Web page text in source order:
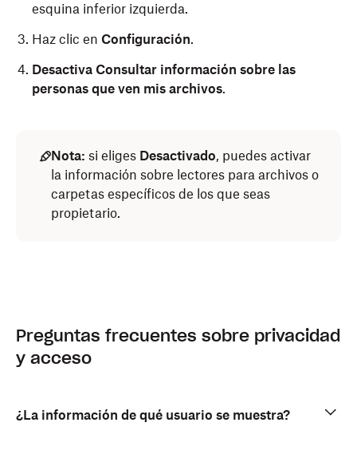
esquina inferior izquierda.
Haz clic en Configuración.
Desactiva Consultar información sobre las
personas que ven mis archivos.
Nota: si eliges Desactivado, puedes activar
la información sobre lectores para archivos o
carpetas específicos de los que seas
propietario.
Preguntas frecuentes sobre privacidad
y acceso
¿La información de qué usuario se muestra?